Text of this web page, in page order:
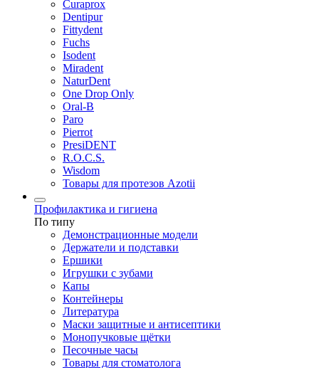
Curaprox
Dentipur
Fittydent
Fuchs
Isodent
Miradent
NaturDent
One Drop Only
Oral-B
Paro
Pierrot
PresiDENT
R.O.C.S.
Wisdom
Товары для протезов Azotii
Профилактика и гигиена
По типу
Демонстрационные модели
Держатели и подставки
Ершики
Игрушки с зубами
Капы
Контейнеры
Литература
Маски защитные и антисептики
Монопучковые щётки
Песочные часы
Товары для стоматолога